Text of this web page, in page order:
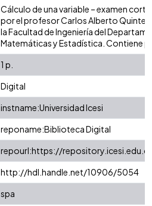
Cálculo de una variable – examen
por el profesor Carlos Alberto
la Facultad de Ingeniería del
Matemáticas y Estadística. Contiene
1 p.
Digital
instname:Universidad Icesi
reponame:Biblioteca Digital
repourl:https://
http://hdl.handle.net/10906/5054
spa